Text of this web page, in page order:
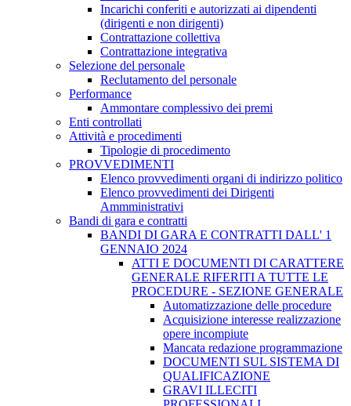
Incarichi conferiti e autorizzati ai dipendenti
(dirigenti e non dirigenti)
Contrattazione collettiva
Contrattazione integrativa
Selezione del personale
Reclutamento del personale
Performance
Ammontare complessivo dei premi
Enti controllati
Attività e procedimenti
Tipologie di procedimento
PROVVEDIMENTI
Elenco provvedimenti organi di indirizzo politico
Elenco provvedimenti dei Dirigenti
Ammministrativi
Bandi di gara e contratti
BANDI DI GARA E CONTRATTI DALL' 1
GENNAIO 2024
ATTI E DOCUMENTI DI CARATTERE
GENERALE RIFERITI A TUTTE LE
PROCEDURE - SEZIONE GENERALE
Automatizzazione delle procedure
Acquisizione interesse realizzazione
opere incompiute
Mancata redazione programmazione
DOCUMENTI SUL SISTEMA DI
QUALIFICAZIONE
GRAVI ILLECITI